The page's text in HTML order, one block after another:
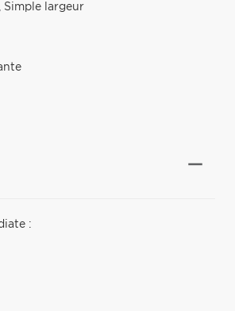
, Simple largeur
: